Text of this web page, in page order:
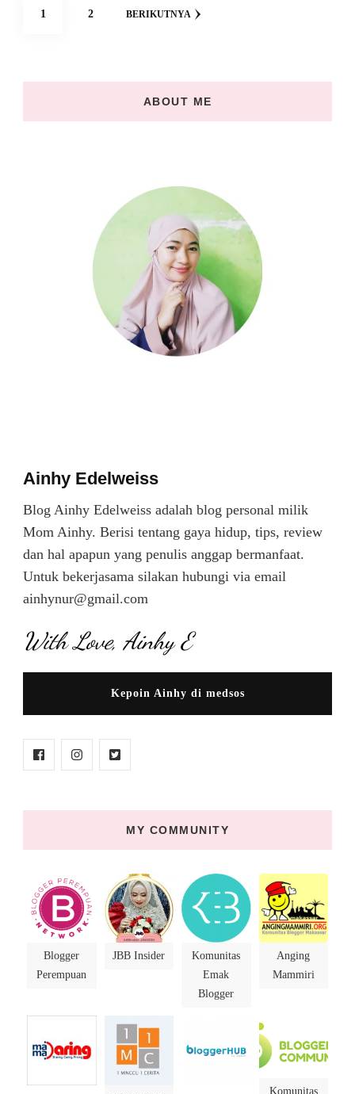
Navigasi
HALAMAN
1 HALAMAN
2 BERIKUTNYA
ABOUT ME
Ainhy Edelweiss
Blog Ainhy Edelweiss adalah blog personal milik
Mom Ainhy. Berisi tentang gaya hidup, tips, review
dan hal apapun yang penulis anggap bermanfaat.
Untuk bekerjasama silakan hubungi via email
ainhynur@gmail.com
With Love, Ainhy E
Kepoin Ainhy di medsos
MY COMMUNITY
Blogger
Perempuan
JBB Insider
Komunitas
Emak
Blogger
Anging
Mammiri
Komunitas